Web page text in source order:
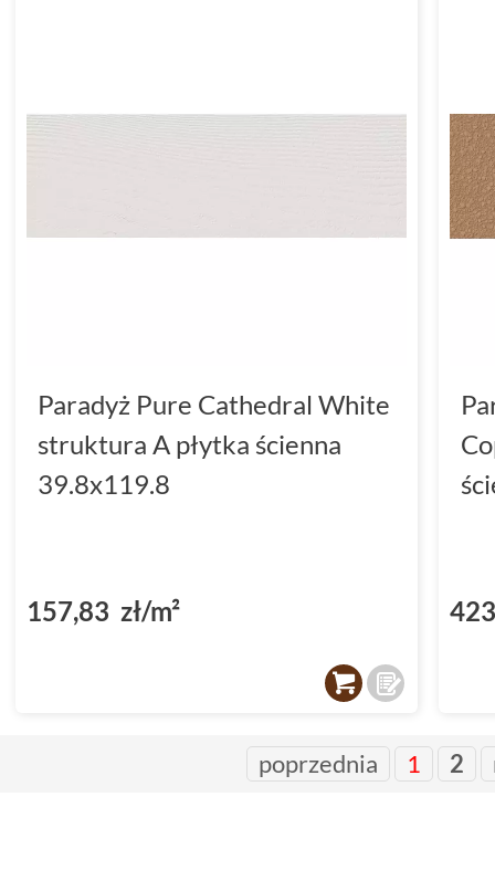
Paradyż Pure Cathedral White
struktura A płytka ścienna
39.8x119.8
157,83 zł/m²
poprzednia 1 2